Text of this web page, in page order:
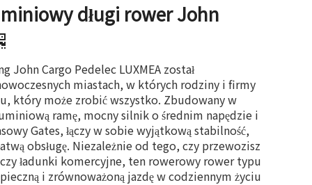
długi rower John
Cargo Pedelec LUXMEA został
miastach, w których rodziny i firmy
który może zrobić wszystko. Zbudowany w
ramę, mocny silnik o średnim napędzie i
Gates, łączy w sobie wyjątkową stabilność,
obsługę. Niezależnie od tego, czy przewozisz
ładunki komercyjne, ten rowerowy rower typu
i zrównoważoną jazdę w codziennym życiu